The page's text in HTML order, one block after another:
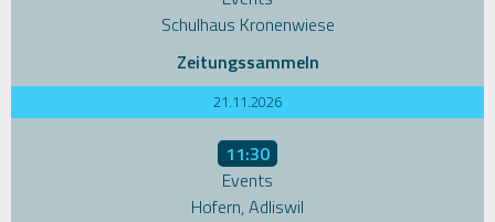
Schulhaus Kronenwiese
Zeitungssammeln
21.11.2026
11:30
Events
Hofern, Adliswil